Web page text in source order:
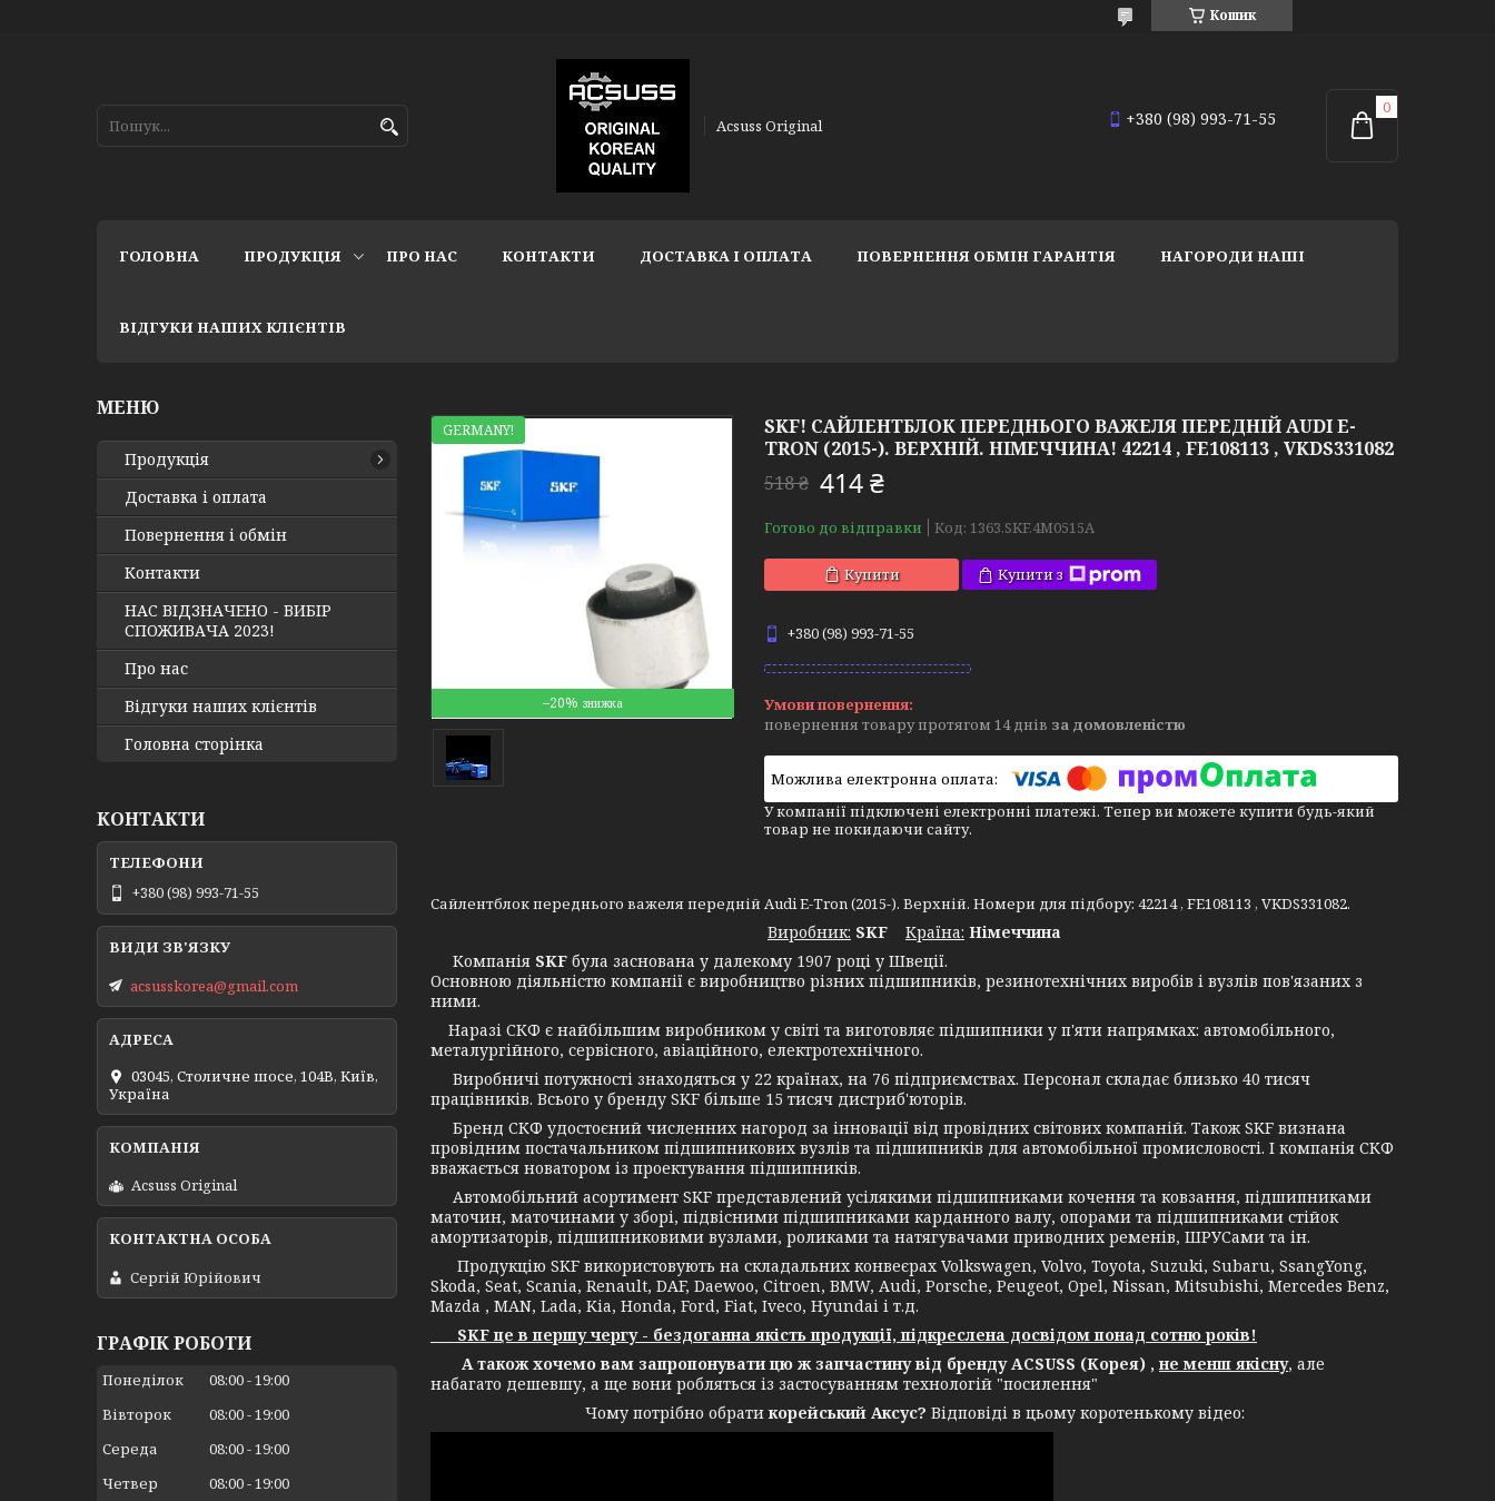
Кошик
Acsuss Original +380 (98) 993-71-55
ГОЛОВНА ПРОДУКЦІЯ ПРО НАС КОНТАКТИ ДОСТАВКА І ОПЛАТА ПОВЕРНЕННЯ ОБМІН ГАРАНТІЯ НАГОРОДИ НАШІ
ВІДГУКИ НАШИХ КЛІЄНТІВ
–20%
GERMANY!
SKF! САЙЛЕНТБЛОК ПЕРЕДНЬОГО ВАЖЕЛЯ ПЕРЕДНІЙ AUDI E-
TRON (2015-). ВЕРХНІЙ. НІМЕЧЧИНА! 42214 , FE108113 , VKDS331082
518 ₴ 414 ₴
Готово до відправки Код: 1363.SKF.4M0515A
Купити Купити з
+380 (98) 993-71-55
повернення товару протягом 14 днів за домовленістю
У компанії підключені електронні платежі. Тепер ви можете купити будь-який
товар не покидаючи сайту.
Сайлентблок переднього важеля передній Audi E-Tron (2015-). Верхній. Номери для підбору: 42214 , FE108113 , VKDS331082.
Виробник: SKF Крaїна: Німеччина
Компанія SKF була заснована у далекому 1907 році у Швеції.
Основною діяльністю компанії є виробництво різних підшипників, резинотехнічних виробів і вузлів пов'язаних з
ними.
Наразі СКФ є найбільшим виробником у світі та виготовляє підшипники у п'яти напрямках: автомобільного,
металургійного, сервісного, авіаційного, електротехнічного.
Виробничі потужності знаходяться у 22 країнах, на 76 підприємствах. Персонал складає близько 40 тисяч
працівників. Всього у бренду SKF більше 15 тисяч дистриб'юторів.
Бренд СКФ удостоєний численних нагород за інновації від провідних світових компаній. Також SKF визнана
провідним постачальником підшипникових вузлів та підшипників для автомобільної промисловості. І компанія СКФ
вважається новатором із проектування підшипників.
Автомобільний асортимент SKF представлений усілякими підшипниками кочення та ковзання, підшипниками
маточин, маточинами у зборі, підвісними підшипниками карданного валу, опорами та підшипниками стійок
амортизаторів, підшипниковими вузлами, роликами та натягувачами приводних ременів, ШРУСами та ін.
Продукцію SKF використовують на складальних конвеєрах Volkswagen, Volvo, Toyota, Suzuki, Subaru, SsangYong,
Skoda, Seat, Scania, Renault, DAF, Daewoo, Citroen, BMW, Audi, Porsche, Peugeot, Opel, Nissan, Mitsubishi, Mercedes Benz,
Mazda , MAN, Lada, Kia, Honda, Ford, Fiat, Iveco, Hyundai і т.д.
SKF це в першу чергу - бездоганна якість продукції, підкреслена досвідом понад сотню років!
А також хочемо вам запропонувати цю ж запчастину від бренду ACSUSS (Корея) ,не менш якісну, але
набагато дешевшу, а ще вони робляться із застосуванням технологій "посилення"
Чому потрібно обратикорейський Аксус? Відповіді в цьому коротенькому відео:
Продукція
Доставка і оплата
Повернення і обмін
Контакти
НАС ВІДЗНАЧЕНО - ВИБІР
СПОЖИВАЧА 2023!
Про нас
Відгуки наших клієнтів
Головна сторінка
КОНТАКТИ
+380 (98) 993-71-55
acsusskorea@gmail.com
03045, Столичне шосе, 104B, Київ,
Україна
Acsuss Original
Сергій Юрійович
ГРАФІК РОБОТИ
Понеділок 08:00 19:00
Вівторок
08:00 19:00
Середа
08:00 19:00
Четвер
08:00 19:00